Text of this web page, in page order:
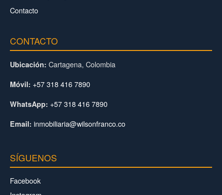
Contacto
CONTACTO
Ubicación: Cartagena, Colombia
Móvil: +57 318 416 7890
WhatsApp: +57 318 416 7890
Email: inmobiliaria@wilsonfranco.co
SÍGUENOS
Facebook